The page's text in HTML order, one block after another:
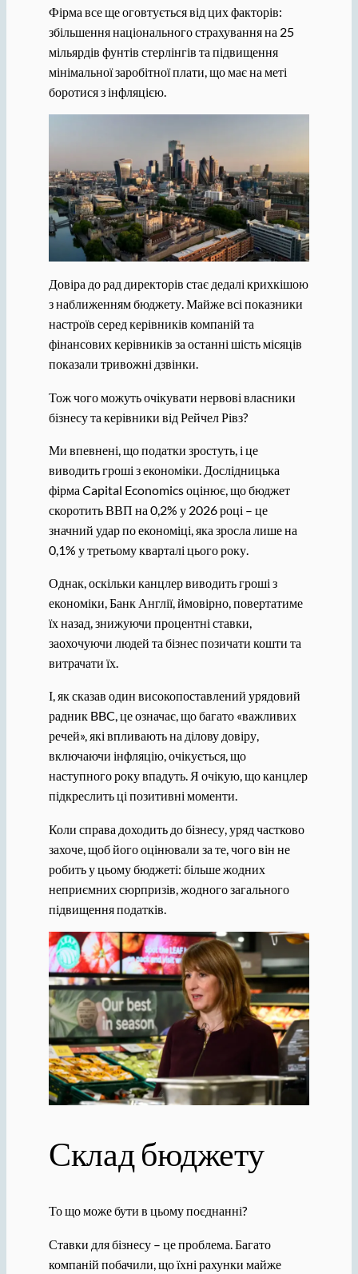
Фірма все ще оговтується від цих факторів:
збільшення національного страхування на 25
мільярдів фунтів стерлінгів та підвищення
мінімальної заробітної плати, що має на меті
боротися з інфляцією.
Довіра до рад директорів стає дедалі крихкішою
з наближенням бюджету. Майже всі показники
настроїв серед керівників компаній та
фінансових керівників за останні шість місяців
показали тривожні дзвінки.
Тож чого можуть очікувати нервові власники
бізнесу та керівники від Рейчел Рівз?
Ми впевнені, що податки зростуть, і це
виводить гроші з економіки. Дослідницька
фірма Capital Economics оцінює, що бюджет
скоротить ВВП на 0,2% у 2026 році – це
значний удар по економіці, яка зросла лише на
0,1% у третьому кварталі цього року.
Однак, оскільки канцлер виводить гроші з
економіки, Банк Англії, ймовірно, повертатиме
їх назад, знижуючи процентні ставки,
заохочуючи людей та бізнес позичати кошти та
витрачати їх.
І, як сказав один високопоставлений урядовий
радник BBC, це означає, що багато «важливих
речей», які впливають на ділову довіру,
включаючи інфляцію, очікується, що
наступного року впадуть. Я очікую, що канцлер
підкреслить ці позитивні моменти.
Коли справа доходить до бізнесу, уряд частково
захоче, щоб його оцінювали за те, чого він не
робить у цьому бюджеті: більше жодних
неприємних сюрпризів, жодного загального
підвищення податків.
Склад бюджету
То що може бути в цьому поєднанні?
Ставки для бізнесу – це проблема. Багато
компаній побачили, що їхні рахунки майже